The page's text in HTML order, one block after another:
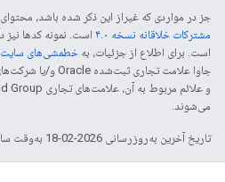
جز در مواردی که غیراز این ذکر شده باشد،
مشترکات خلاقانه نسخه ۴.۰
است. نمونه کدها نیز
است. برای اطلاع از جزئیات، به خطمشی‌های سایت Google Developers‏
می‌شوند.
تاریخ آخرین به‌روزرسانی 2026-02-18 به‌وقت ساعت هماهنگ جهانی.